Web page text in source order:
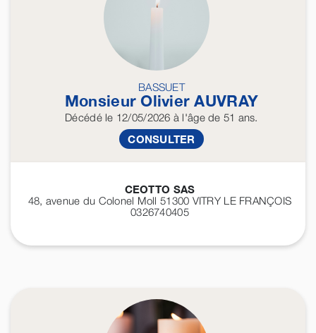
BASSUET
Monsieur OlivierAUVRAY
Décédéle 12/05/2026 à l'âge de 51 ans.
CONSULTER
CEOTTO SAS
48, avenue du Colonel Moll 51300 VITRY LE FRANÇOIS
0326740405